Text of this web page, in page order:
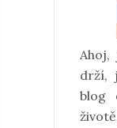
Ahoj,
drží,
blog